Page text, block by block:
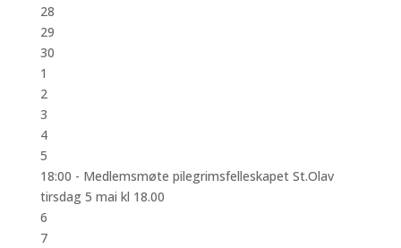
28
29
30
1
2
3
4
5
18:00 - Medlemsmøte pilegrimsfelleskapet St.Olav
tirsdag 5 mai kl 18.00
6
7